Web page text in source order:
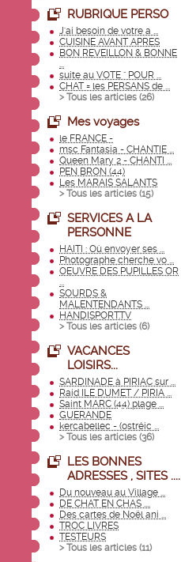
RUBRIQUE PERSO
J'ai besoin de votre a ...
CUISINE AVANT APRES
BON REVEILLON & BONNE
...
suite au VOTE " POUR ...
CHAT = les PERSANS de ...
> Tous les articles (26)
Mes voyages
le FRANCE -
msc Fantasia - CHANTIE ...
Queen Mary 2 - CHANTI ...
PEN BRON (44)
Les MARAIS SALANTS
> Tous les articles (15)
SERVICES A LA
PERSONNE
HAITI : Où envoyer ses ...
Photographe cherche vo ...
OEUVRE DES PUPILLES OR
...
SOURDS &
MALENTENDANTS ...
HANDISPORT.TV
> Tous les articles (6)
VACANCES
LOISIRS...
SARDINADE à PIRIAC sur ...
Raid ILE DUMET / PIRIA ...
Saint MARC (44) plage ...
GUERANDE
kercabellec - (ostréic ...
> Tous les articles (36)
LES BONNES
ADRESSES , SITES ....
Du nouveau au Village ...
DE CHAT EN CHAS ....
Des cartes de Noël ani ...
TROC LIVRES
TESTEURS
> Tous les articles (11)